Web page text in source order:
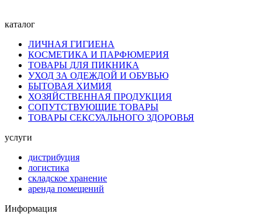
каталог
ЛИЧНАЯ ГИГИЕНА
КОСМЕТИКА И ПАРФЮМЕРИЯ
ТОВАРЫ ДЛЯ ПИКНИКА
УХОД ЗА ОДЕЖДОЙ И ОБУВЬЮ
БЫТОВАЯ ХИМИЯ
ХОЗЯЙСТВЕННАЯ ПРОДУКЦИЯ
СОПУТСТВУЮЩИЕ ТОВАРЫ
ТОВАРЫ СЕКСУАЛЬНОГО ЗДОРОВЬЯ
услуги
дистрибуция
логистика
складское хранение
аренда помещений
Информация